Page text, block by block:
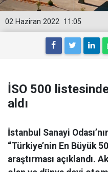
11:05
02 Haziran 2022
İSO 500
aldı
İstanbul Sanayi
“Türkiye’nin En Büyük
araştırması açıklandı.